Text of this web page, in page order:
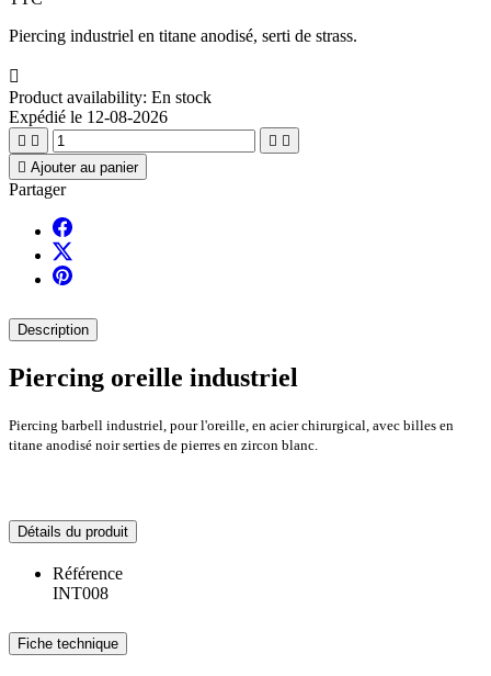
Piercing industriel en titane anodisé, serti de strass.

Product availability: En stock
Expédié le 12-08-2026
   
 Ajouter au panier
Partager
Description
Piercing oreille industriel
Piercing barbell industriel, pour l'oreille, en acier chirurgical, avec billes en
titane anodisé noir serties de pierres en zircon blanc.
Détails du produit
Référence
INT008
Fiche technique